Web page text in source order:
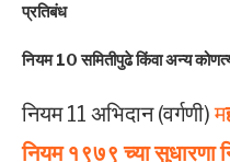
प्रतिबंध
नियम 10 समितीपुढे किंवा अन्य
नियम 11 अभिदान (वर्गणी)म
नियम १९७९ च्या सुधारणा